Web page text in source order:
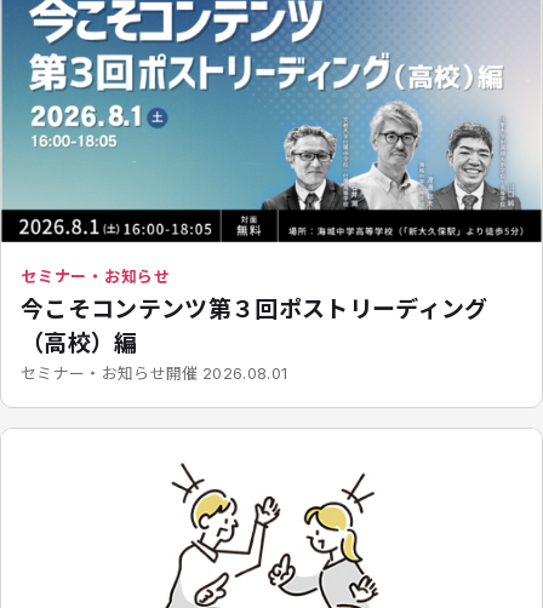
セミナー・お知らせ
今こそコンテンツ第３回ポストリーディング
（高校）編
セミナー・お知らせ開催 2026.08.01